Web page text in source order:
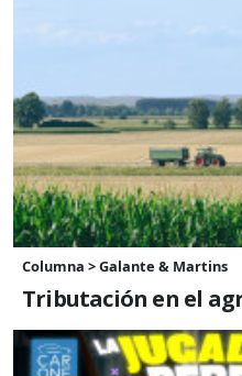
Columna > Galante & Martins
Tributación en el